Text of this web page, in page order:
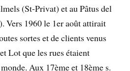
(St-Privat) et au Pâtus del
Vers 1960 le 1er août attirait
sortes et de clients venus
Lot que les rues étaient
Aux 17ème et 18ème s.